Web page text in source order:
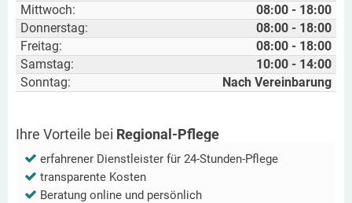
Mittwoch:
08:00 - 18:00
Donnerstag:
08:00 - 18:00
Freitag:
08:00 - 18:00
Samstag:
10:00 - 14:00
Sonntag:
Nach Vereinbarung
Ihre Vorteile bei Regional-Pflege
erfahrener Dienstleister für 24-Stunden-Pflege
transparente Kosten
Beratung online und persönlich